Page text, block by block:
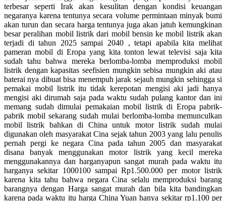
terbesar seperti Irak akan kesulitan dengan kondisi keuangan
negaranya karena tentunya secara volume permintaan minyak bumi
akan turun dan secara harga tentunya juga akan jatuh kemungkinan
besar peralihan mobil listrik dari mobil bensin ke mobil listrik akan
terjadi di tahun 2025 sampai 2040 , tetapi apabila kita melihat
pameran mobil di Eropa yang kita tonton lewat televisi saja kita
sudah tahu bahwa mereka berlomba-lomba memproduksi mobil
listrik dengan kapasitas seefisien mungkin sebisa mungkin aki atau
baterai nya dibuat bisa menempuh jarak sejauh mungkin sehingga si
pemakai mobil listrik itu tidak kerepotan mengisi aki jadi hanya
mengisi aki dirumah saja pada waktu sudah pulang kantor dan ini
memang sudah dimulai pemakaian mobil listrik di Eropa pabrik-
pabrik mobil sekarang sudah mulai berlomba-lomba memunculkan
mobil listrik bahkan di China untuk motor listrik sudah mulai
digunakan oleh masyarakat Cina sejak tahun 2003 yang lalu penulis
pernah pergi ke negara Cina pada tahun 2005 dan masyarakat
disana banyak menggunakan motor listrik yang kecil mereka
menggunakannya dan harganyapun sangat murah pada waktu itu
harganya sekitar 1000100 sampai Rp1.500.000 per motor listrik
karena kita tahu bahwa negara Cina selalu memproduksi barang
barangnya dengan Harga sangat murah dan bila kita bandingkan
karena pada waktu itu harga China Yuan hanya sekitar rp1.100 per